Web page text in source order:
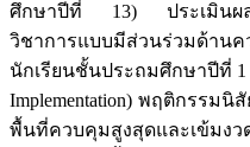
ศึกษาปีที่ 13) ประเมินผล
วิชาการแบบมีส่วนร่วมด้าน
นักเรียนชั้นประถมศึกษาปีที่ 1
Implementation) พฤติกรรมนิ
พื้นที่ควบคุมสูงสุดและเข้มง